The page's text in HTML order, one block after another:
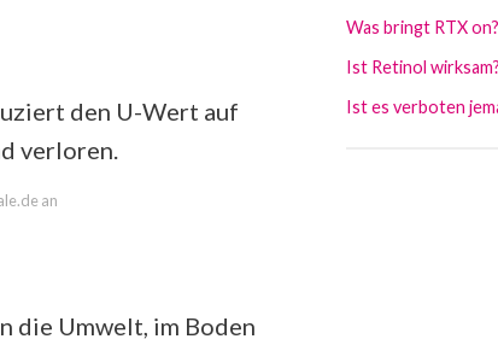
den U-Wert auf
verloren.
an
die Umwelt, im Boden
Was bringt RTX on?
Ist Retinol wirksam?
Ist es verboten